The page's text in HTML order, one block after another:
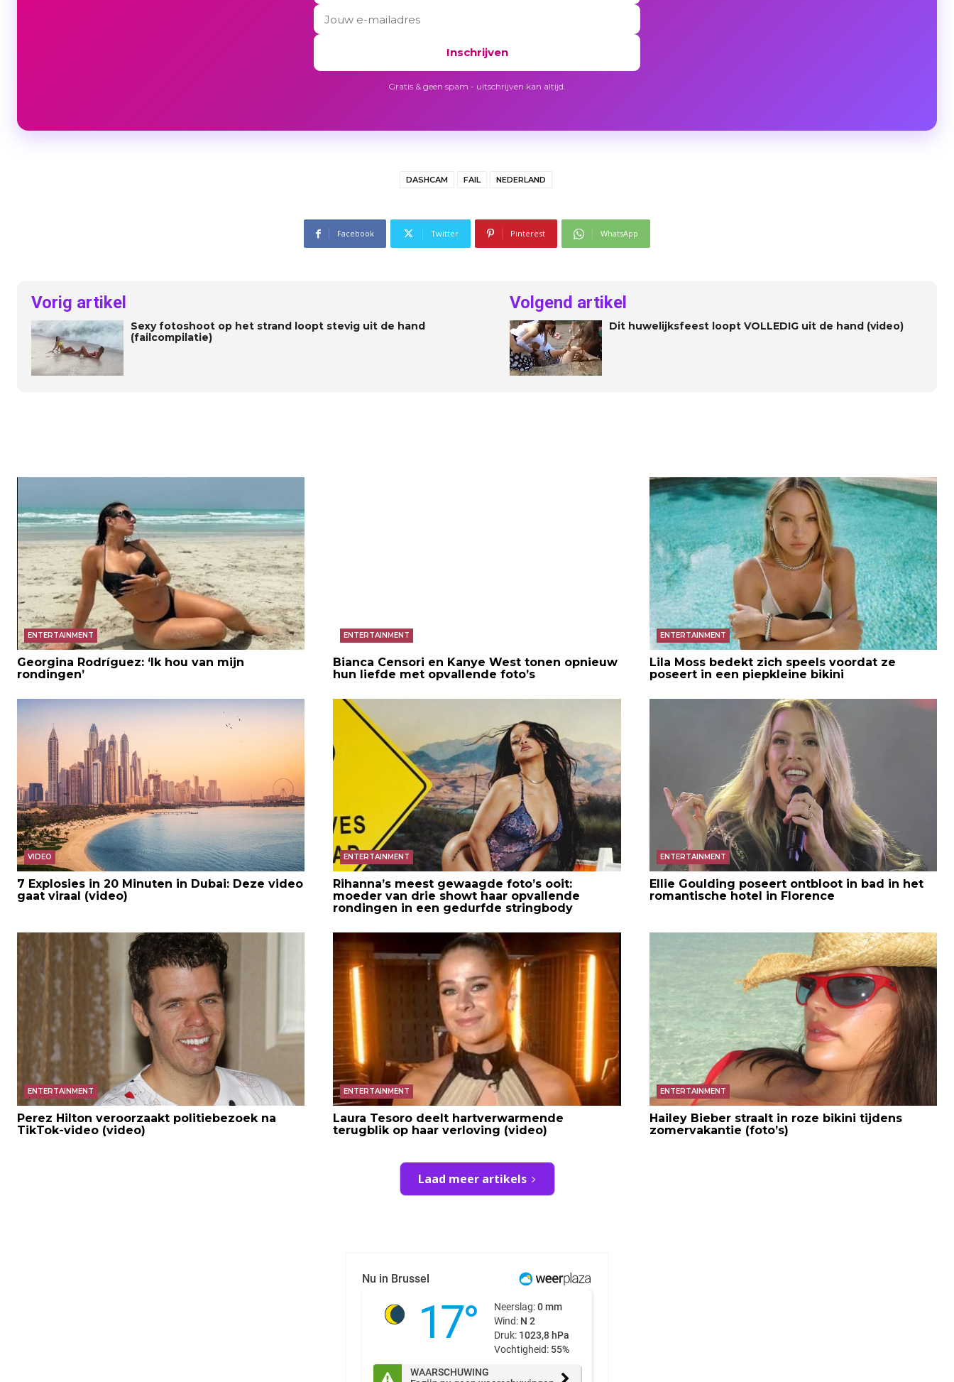
Inschrijven
Gratis & geen spam - uitschrijven kan altijd.
DASHCAM FAIL NEDERLAND
Facebook Twitter Pinterest WhatsApp
Vorig artikel
Sexy fotoshoot op het strand loopt stevig uit de hand
(failcompilatie)
Volgend artikel
Dit huwelijksfeest loopt VOLLEDIG uit de hand (video)
ENTERTAINMENT
Georgina Rodríguez: ‘Ik hou van mijn
rondingen’
ENTERTAINMENT
Bianca Censori en Kanye West tonen opnieuw
hun liefde met opvallende foto’s
ENTERTAINMENT
Lila Moss bedekt zich speels voordat ze
poseert in een piepkleine bikini
VIDEO
7 Explosies in 20 Minuten in Dubai: Deze video
gaat viraal (video)
ENTERTAINMENT
Rihanna’s meest gewaagde foto’s ooit:
moeder van drie showt haar opvallende
rondingen in een gedurfde stringbody
ENTERTAINMENT
Ellie Goulding poseert ontbloot in bad in het
romantische hotel in Florence
ENTERTAINMENT
Perez Hilton veroorzaakt politiebezoek na
TikTok-video (video)
ENTERTAINMENT
Laura Tesoro deelt hartverwarmende
terugblik op haar verloving (video)
ENTERTAINMENT
Hailey Bieber straalt in roze bikini tijdens
zomervakantie (foto’s)
Laad meer artikels